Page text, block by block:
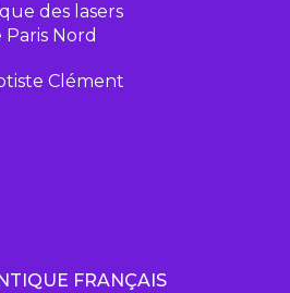
des lasers
Nord
Clément
FRANÇAIS